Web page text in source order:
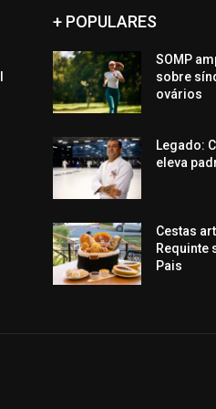
+ POPULARES
SOMP
sobre
ovários
Legado:
eleva
Cestas
Requinte
Pais